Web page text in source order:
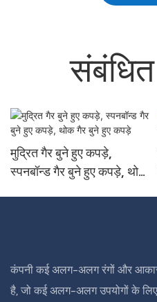
संबंधित
मुद्रित गैर बुने हुए कपड़े,
स्पनबॉन्ड गैर बुने हुए कपड़े, थोक
कंपनी कई अलग-अलग रंगों और
है, जो कई अलग-अलग उपयोगों के